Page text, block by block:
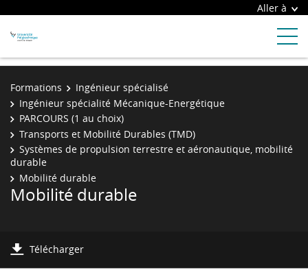
Aller à
Formations
Ingénieur spécialisé
Ingénieur spécialité Mécanique-Energétique
PARCOURS (1 au choix)
Transports et Mobilité Durables (TMD)
Systèmes de propulsion terrestre et aéronautique, mobilité
durable
Mobilité durable
Mobilité durable
Télécharger